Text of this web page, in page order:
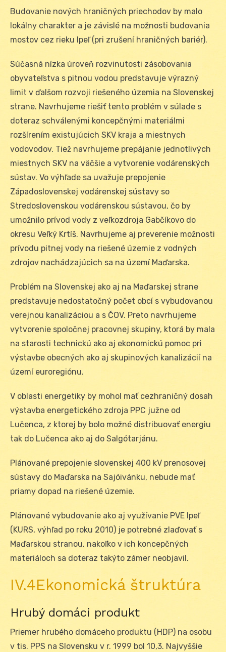
Budovanie nových hraničných priechodov by malo
lokálny charakter a je závislé na možnosti budovania
mostov cez rieku Ipeľ (pri zrušení hraničných bariér).
Súčasná nízka úroveň rozvinutosti zásobovania
obyvateľstva s pitnou vodou predstavuje výrazný
limit v ďalšom rozvoji riešeného územia na Slovenskej
strane. Navrhujeme riešiť tento problém v súlade s
doteraz schválenými koncepčnými materiálmi
rozšírením existujúcich SKV kraja a miestnych
vodovodov. Tiež navrhujeme prepájanie jednotlivých
miestnych SKV na väčšie a vytvorenie vodárenských
sústav. Vo výhľade sa uvažuje prepojenie
Západoslovenskej vodárenskej sústavy so
Stredoslovenskou vodárenskou sústavou, čo by
umožnilo prívod vody z veľkozdroja Gabčíkovo do
okresu Veľký Krtíš. Navrhujeme aj preverenie možnosti
prívodu pitnej vody na riešené územie z vodných
zdrojov nachádzajúcich sa na území Maďarska.
Problém na Slovenskej ako aj na Maďarskej strane
predstavuje nedostatočný počet obcí s vybudovanou
verejnou kanalizáciou a s ČOV. Preto navrhujeme
vytvorenie spoločnej pracovnej skupiny, ktorá by mala
na starosti technickú ako aj ekonomickú pomoc pri
výstavbe obecných ako aj skupinových kanalizácií na
území euroregiónu.
V oblasti energetiky by mohol mať cezhraničný dosah
výstavba energetického zdroja PPC južne od
Lučenca, z ktorej by bolo možné distribuovať energiu
tak do Lučenca ako aj do Salgótarjánu.
Plánované prepojenie slovenskej 400 kV prenosovej
sústavy do Maďarska na Sajóivánku, nebude mať
priamy dopad na riešené územie.
Plánované vybudovanie ako aj využívanie PVE Ipeľ
(KURS, výhľad po roku 2010) je potrebné zlaďovať s
Maďarskou stranou, nakoľko v ich koncepčných
materiáloch sa doteraz takýto zámer neobjavil.
IV.4Ekonomická štruktúra
Hrubý domáci produkt
Priemer hrubého domáceho produktu (HDP) na osobu
v tis. PPS na Slovensku v r. 1999 bol 10,3. Najvyššie